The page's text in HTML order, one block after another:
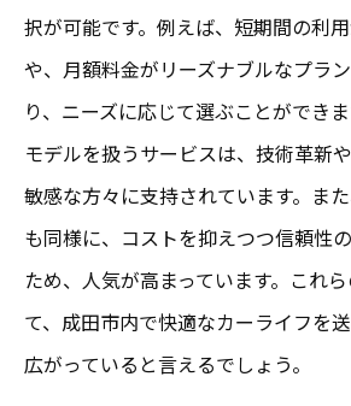
択が可能です。例えば、短期間の利
や、月額料金がリーズナブルなプラ
り、ニーズに応じて選ぶことができ
モデルを扱うサービスは、技術革新
敏感な方々に支持されています。ま
も同様に、コストを抑えつつ信頼性
ため、人気が高まっています。これ
て、成田市内で快適なカーライフを
広がっていると言えるでしょう。